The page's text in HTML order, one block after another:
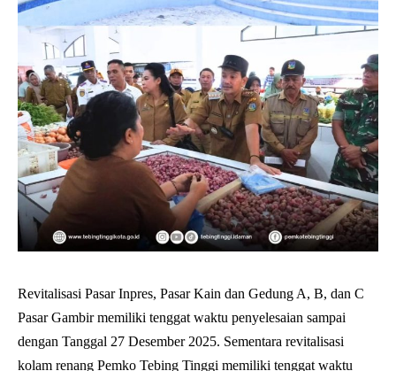
Revitalisasi Pasar Inpres, Pasar Kain dan Gedung A, B, dan C
Pasar Gambir memiliki tenggat waktu penyelesaian sampai
dengan Tanggal 27 Desember 2025. Sementara revitalisasi
kolam renang Pemko Tebing Tinggi memiliki tenggat waktu